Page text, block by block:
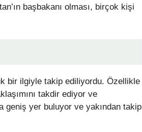
başbakanı olması, birçok kişi
bir ilgiyle takip ediliyordu. Özellikle
takdir ediyor ve
geniş yer buluyor ve yakından takip